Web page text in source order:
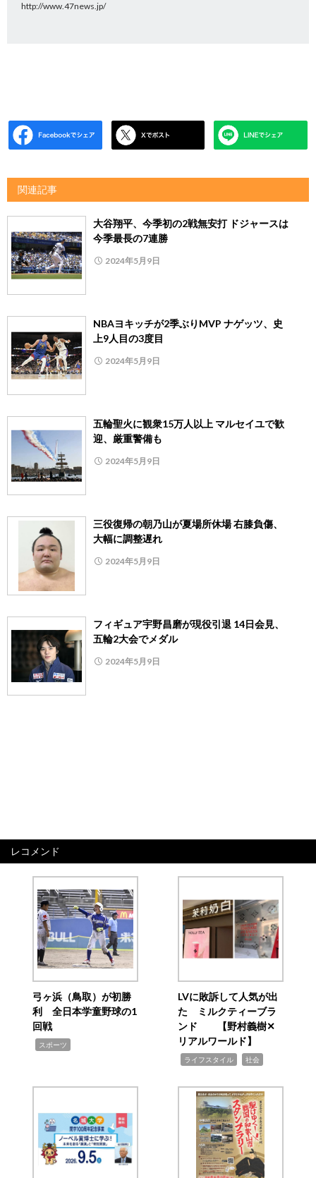
http://www.47news.jp/
関連記事
大谷翔平、今季初の2戦無安打 ドジャースは
今季最長の7連勝
2024年5月9日
NBAヨキッチが2季ぶりMVP ナゲッツ、史
上9人目の3度目
2024年5月9日
五輪聖火に観衆15万人以上 マルセイユで歓
迎、厳重警備も
2024年5月9日
三役復帰の朝乃山が夏場所休場 右膝負傷、
大幅に調整遅れ
2024年5月9日
フィギュア宇野昌磨が現役引退 14日会見、
五輪2大会でメダル
2024年5月9日
レコメンド
弓ヶ浜（鳥取）が初勝
利 全日本学童野球の1
回戦
スポーツ
LVに敗訴して人気が出
た ミルクティーブラ
ンド 【野村義樹✕
リアルワールド】
ライフスタイル 社会